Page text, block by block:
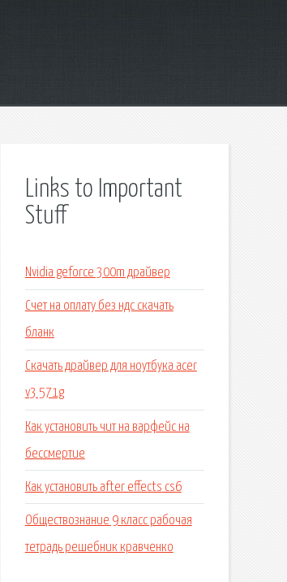
Links to Important
Stuff
Nvidia geforce 300m драйвер
Счет на оплату без ндс скачать
бланк
Скачать драйвер для ноутбука acer
v3 571g
Как установить чит на варфейс на
бессмертие
Как установить after effects cs6
Обществознание 9 класс рабочая
тетрадь решебник кравченко